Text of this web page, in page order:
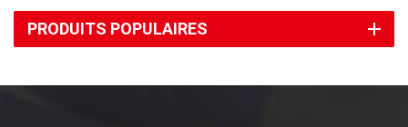
PRODUITS POPULAIRES